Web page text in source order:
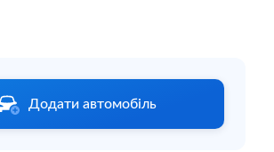
Додати автомобіль